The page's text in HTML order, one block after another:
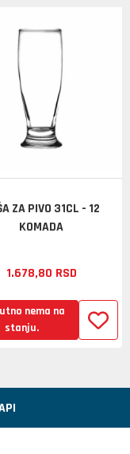
ZA PIVO 31CL - 12
KOMADA
1.678,80 RSD
nema na
stanju.